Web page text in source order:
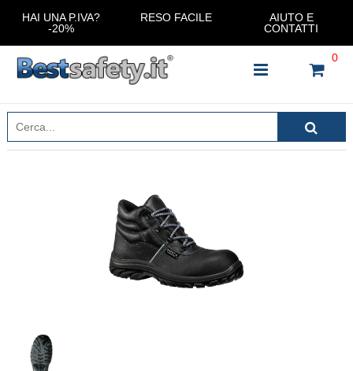
HAI UNA P.IVA?
-20%
RESO FACILE
AIUTO E
CONTATTI
0
INSERISCI IL NOME DEL PRODOTTO CHE STAI
CERCANDO
CHIUDI RICERCA